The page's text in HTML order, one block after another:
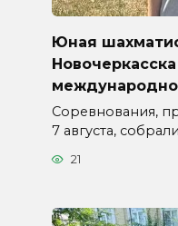
Юная
Соревнования,
7 августа, собрали
21